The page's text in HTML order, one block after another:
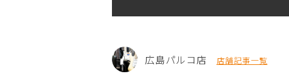
広島パルコ店 店舗記事一覧